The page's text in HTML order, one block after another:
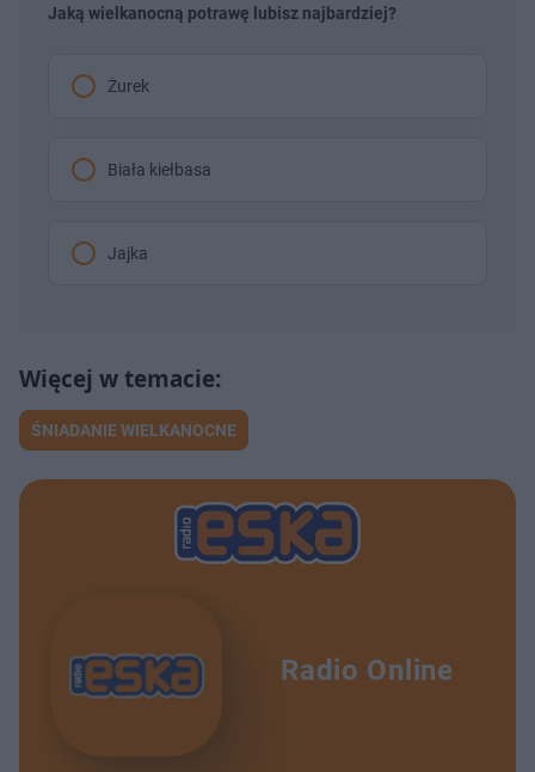
Jaką wielkanocną potrawę lubisz najbardziej?
Żurek
Biała kiełbasa
Jajka
ŚNIADANIE WIELKANOCNE
Radio Online